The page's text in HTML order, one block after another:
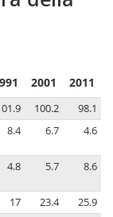
2001 2011
100.2
98.1
8.4 6.7 4.6
4.8 5.7 8.6
17 23.4
25.9